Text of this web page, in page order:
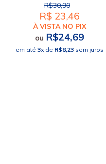
R$30,90
R$ 23,46
À VISTA NO PIX
ou R$24,69
em até 3x de R$8,23 sem juros